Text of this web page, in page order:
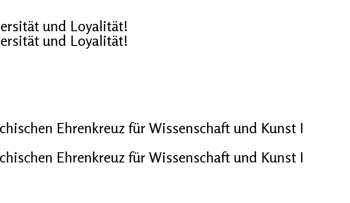
und Loyalität!
und Loyalität!
Ehrenkreuz für Wissenschaft und Kunst I
Ehrenkreuz für Wissenschaft und Kunst I